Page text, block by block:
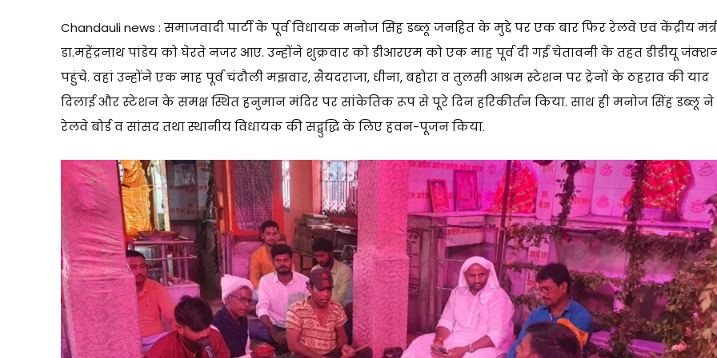
Chandauli news : समाजवादी पार्टी के पूर्व विधायक मनोज सिंह डब्लू जनहित के मुद्दे पर एक बार फिर रेलवे एवं केंद्रीय
डा.महेंद्रनाथ पांडेय को घेरते नजर आए. उन्होंने शुक्रवार को डीआरएम को एक माह पूर्व दी गई चेतावनी के तहत डीडीयू
पहुंचे. वहां उन्होंने एक माह पूर्व चंदौली मझवार, सैयदराजा, धीना, बहोरा व तुलसी आश्रम स्टेशन पर ट्रेनों के ठहराव की याद
दिलाई और स्टेशन के समक्ष स्थित हनुमान मंदिर पर सांकेतिक रूप से पूरे दिन हरिकीर्तन किया. साथ ही मनोज सिंह डब्लू ने
रेलवे बोर्ड व सांसद तथा स्थानीय विधायक की सद्बुद्धि के लिए हवन-पूजन किया.